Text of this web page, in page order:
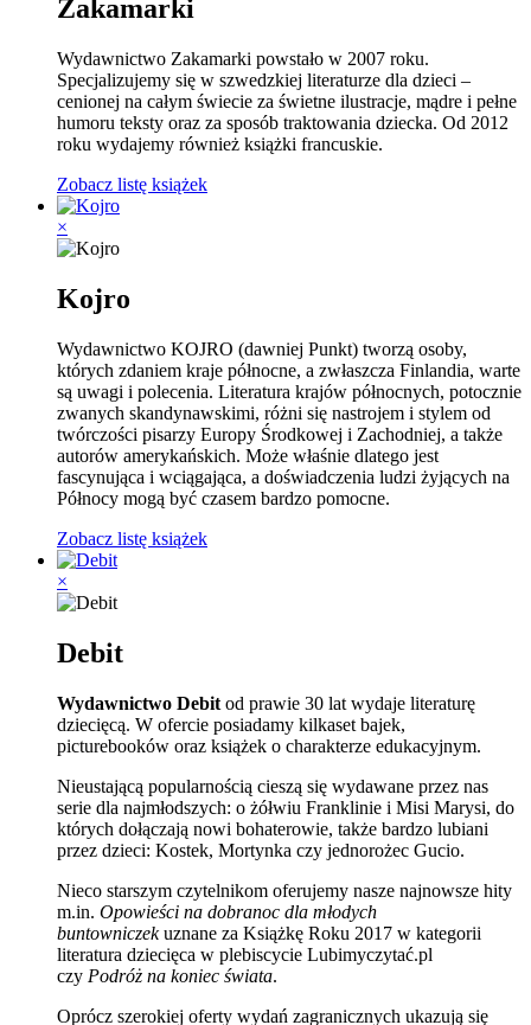
Zakamarki
Wydawnictwo Zakamarki powstało w 2007 roku.
Specjalizujemy się w szwedzkiej literaturze dla dzieci –
cenionej na całym świecie za świetne ilustracje, mądre i pełne
humoru teksty oraz za sposób traktowania dziecka. Od 2012
roku wydajemy również książki francuskie.
Zobacz listę książek
×
Kojro
Wydawnictwo KOJRO (dawniej Punkt) tworzą osoby,
których zdaniem kraje północne, a zwłaszcza Finlandia, warte
są uwagi i polecenia. Literatura krajów północnych, potocznie
zwanych skandynawskimi, różni się nastrojem i stylem od
twórczości pisarzy Europy Środkowej i Zachodniej, a także
autorów amerykańskich. Może właśnie dlatego jest
fascynująca i wciągająca, a doświadczenia ludzi żyjących na
Północy mogą być czasem bardzo pomocne.
Zobacz listę książek
×
Debit
Wydawnictwo Debit od prawie 30 lat wydaje literaturę
dziecięcą. W ofercie posiadamy kilkaset bajek,
picturebooków oraz książek o charakterze edukacyjnym.
Nieustającą popularnością cieszą się wydawane przez nas
serie dla najmłodszych: o żółwiu Franklinie i Misi Marysi, do
których dołączają nowi bohaterowie, także bardzo lubiani
przez dzieci: Kostek, Mortynka czy jednorożec Gucio.
Nieco starszym czytelnikom oferujemy nasze najnowsze hity
m.in. Opowieści na dobranoc dla młodych
buntowniczekuznane za Książkę Roku 2017 w kategorii
literatura dziecięca w plebiscycie Lubimyczytać.pl
czy Podróż na koniec świata.
Oprócz szerokiej oferty wydań zagranicznych ukazują się